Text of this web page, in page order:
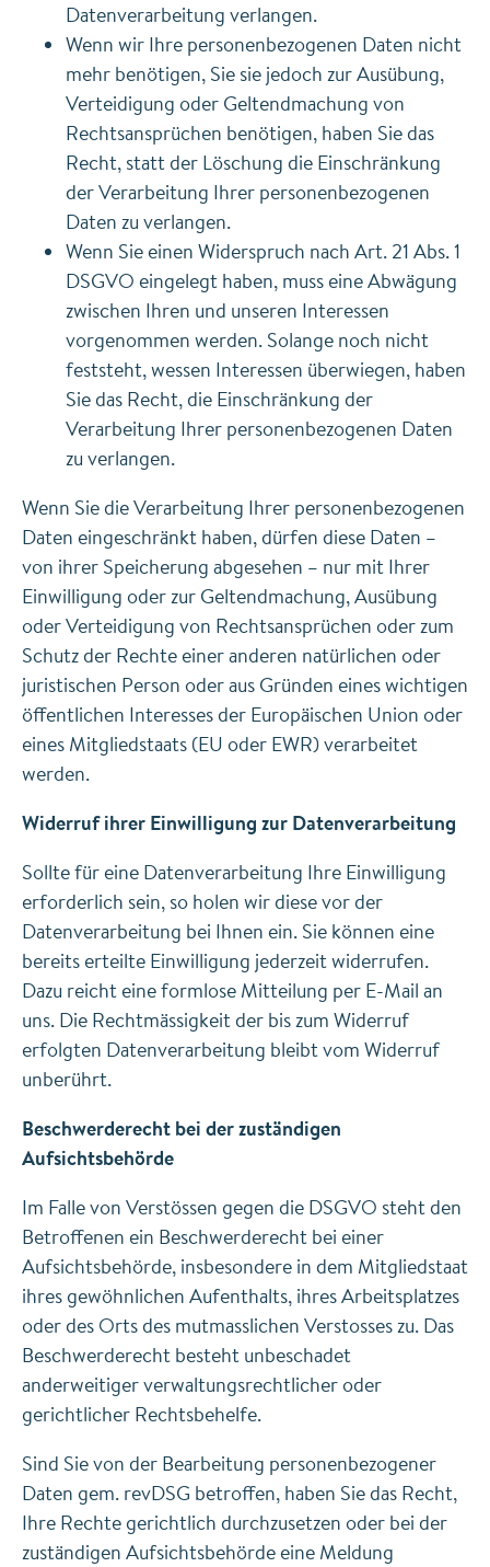
Datenverarbeitung verlangen.
Wenn wir Ihre personenbezogenen Daten nicht
mehr benötigen, Sie sie jedoch zur Ausübung,
Verteidigung oder Geltendmachung von
Rechtsansprüchen benötigen, haben Sie das
Recht, statt der Löschung die Einschränkung
der Verarbeitung Ihrer personenbezogenen
Daten zu verlangen.
Wenn Sie einen Widerspruch nach Art. 21 Abs. 1
DSGVO eingelegt haben, muss eine Abwägung
zwischen Ihren und unseren Interessen
vorgenommen werden. Solange noch nicht
feststeht, wessen Interessen überwiegen, haben
Sie das Recht, die Einschränkung der
Verarbeitung Ihrer personenbezogenen Daten
zu verlangen.
Wenn Sie die Verarbeitung Ihrer personenbezogenen
Daten eingeschränkt haben, dürfen diese Daten –
von ihrer Speicherung abgesehen – nur mit Ihrer
Einwilligung oder zur Geltendmachung, Ausübung
oder Verteidigung von Rechtsansprüchen oder zum
Schutz der Rechte einer anderen natürlichen oder
juristischen Person oder aus Gründen eines wichtigen
öffentlichen Interesses der Europäischen Union oder
eines Mitgliedstaats (EU oder EWR) verarbeitet
werden.
Widerruf ihrer Einwilligung zur Datenverarbeitung
Sollte für eine Datenverarbeitung Ihre Einwilligung
erforderlich sein, so holen wir diese vor der
Datenverarbeitung bei Ihnen ein. Sie können eine
bereits erteilte Einwilligung jederzeit widerrufen.
Dazu reicht eine formlose Mitteilung per E-Mail an
uns. Die Rechtmässigkeit der bis zum Widerruf
erfolgten Datenverarbeitung bleibt vom Widerruf
unberührt.
Beschwerderecht bei der zuständigen
Aufsichtsbehörde
Im Falle von Verstössen gegen die DSGVO steht den
Betroffenen ein Beschwerderecht bei einer
Aufsichtsbehörde, insbesondere in dem Mitgliedstaat
ihres gewöhnlichen Aufenthalts, ihres Arbeitsplatzes
oder des Orts des mutmasslichen Verstosses zu. Das
Beschwerderecht besteht unbeschadet
anderweitiger verwaltungsrechtlicher oder
gerichtlicher Rechtsbehelfe.
Sind Sie von der Bearbeitung personenbezogener
Daten gem. revDSG betroffen, haben Sie das Recht,
Ihre Rechte gerichtlich durchzusetzen oder bei der
zuständigen Aufsichtsbehörde eine Meldung